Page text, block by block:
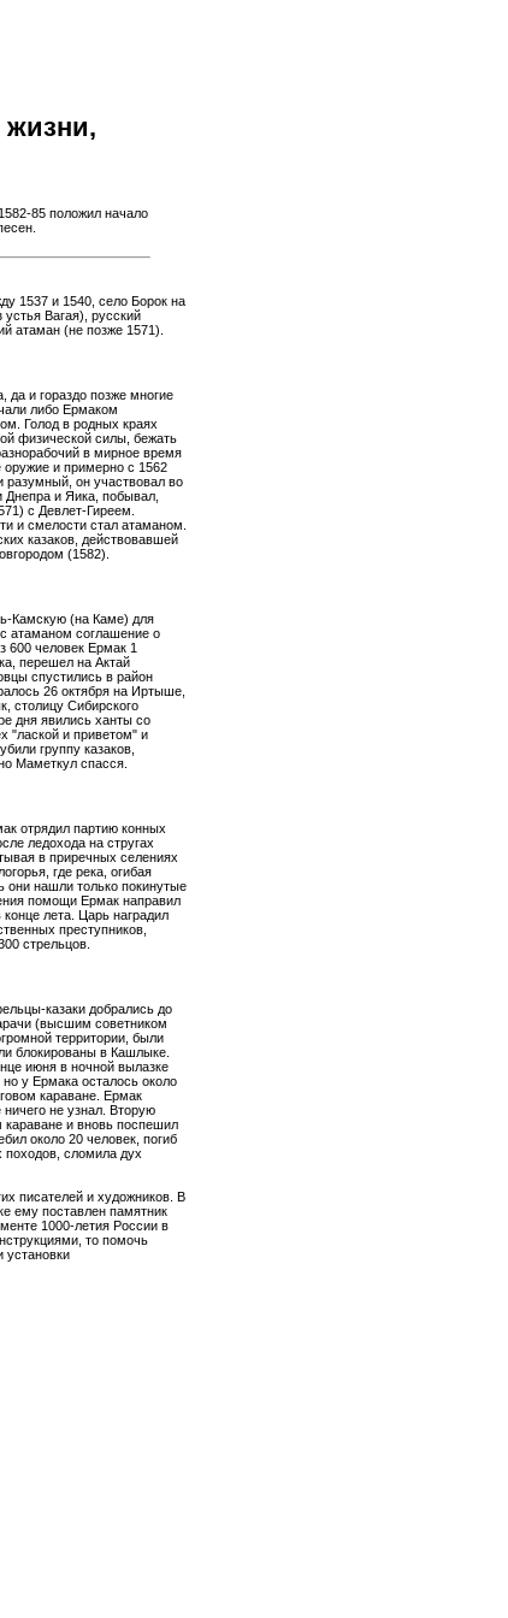
85 положил начало
1537 и 1540, село Борок на
Вагая), русский
атаман (не позже 1571).
да и гораздо позже многие
либо Ермаком
Голод в родных краях
физической силы, бежать
в мирное время
и примерно с 1562
разумный, он участвовал во
Днепра и Яика, побывал,
с Девлет-Гиреем.
и смелости стал атаманом.
казаков, действовавшей
(1582).
Камскую (на Каме) для
атаманом соглашение о
600 человек Ермак 1
перешел на Актай
спустились в район
26 октября на Иртыше,
столицу Сибирского
дня явились ханты со
"лаской и приветом" и
группу казаков,
Маметкул спасся.
отрядил партию конных
ледохода на стругах
в приречных селениях
где река, огибая
они нашли только покинутые
помощи Ермак направил
лета. Царь наградил
преступников,
стрельцов.
казаки добрались до
(высшим советником
территории, были
блокированы в Кашлыке.
июня в ночной вылазке
у Ермака осталось около
караване. Ермак
не узнал. Вторую
и вновь поспешил
около 20 человек, погиб
походов, сломила дух
писателей и художников. В
ему поставлен памятник
1000-летия России в
то помочь
установки